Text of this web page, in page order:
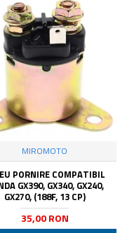
MIROMOTO
PORNIRE COMPATIBIL
GX390, GX340, GX240,
GX270, (188F, 13 CP)
35,00 RON